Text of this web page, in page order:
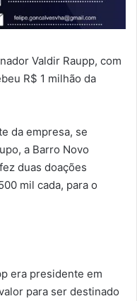
Valdir Raupp, com
R$ 1 milhão da
da empresa, se
a Barro Novo
duas doações
mil cada, para o
era presidente em
para ser destinado